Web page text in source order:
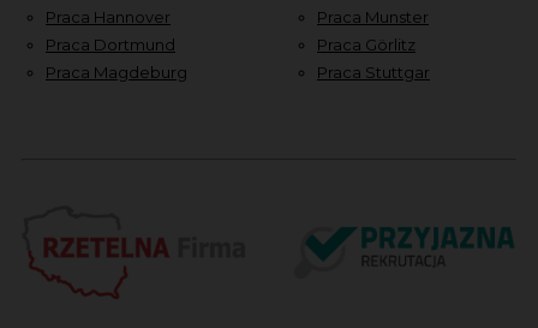
Praca Hannover
Praca Dortmund
Praca Magdeburg
Praca Munster
Praca Görlitz
Praca Stuttgar